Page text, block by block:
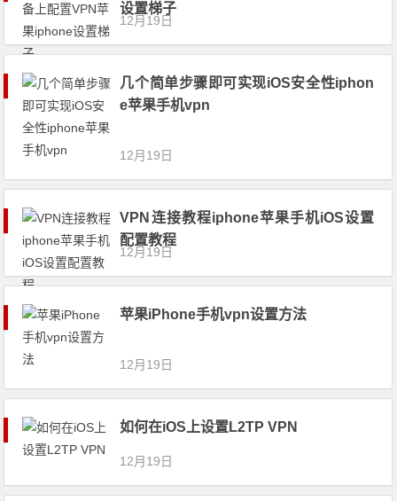
设置梯子
12月19日
几个简单步骤即可实现iOS安全性iphon
e苹果手机vpn
12月19日
VPN连接教程iphone苹果手机iOS设置
配置教程
12月19日
苹果iPhone手机vpn设置方法
12月19日
如何在iOS上设置L2TP VPN
12月19日